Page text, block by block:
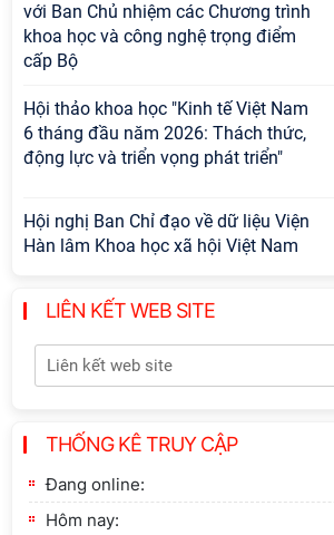
với Ban Chủ nhiệm các Chương trình
khoa học và công nghệ trọng điểm
cấp Bộ
Hội thảo khoa học "Kinh tế Việt Nam
6 tháng đầu năm 2026: Thách thức,
động lực và triển vọng phát triển"
Hội nghị Ban Chỉ đạo về dữ liệu Viện
Hàn lâm Khoa học xã hội Việt Nam
triển Việt Nam trong kỷ nguyên mới:
Định hướng chiến lược và lựa chọn
Khai quật công trường khai thác đá
xây dựng Thành Nhà Hồ ở núi An
Tôn
LIÊN KẾT WEB SITE
THỐNG KÊ TRUY CẬP
Đang online:
Hôm nay: